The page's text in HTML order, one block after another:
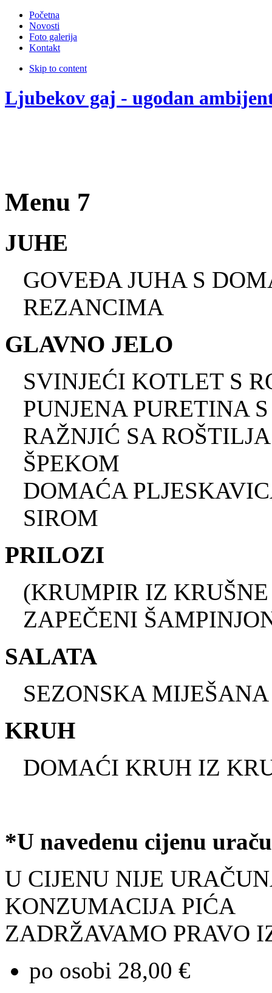
Početna
Novosti
Foto galerija
Kontakt
Skip to content
Ljubekov gaj - ugodan
Menu 7
JUHE
GOVEĐA JUHA S
REZANCIMA
GLAVNO JELO
SVINJEĆI KOTLET S
PUNJENA PURETINA
RAŽNJIĆ SA
ŠPEKOM
DOMAĆA
SIROM
PRILOZI
(KRUMPIR IZ
ZAPEČENI
SALATA
SEZONSKA
KRUH
DOMAĆI KRUH IZ
*U navedenu cijenu
U CIJENU NIJE
KONZUMACIJA PIĆA
ZADRŽAVAMO PRAVO
po osobi 28,00 €